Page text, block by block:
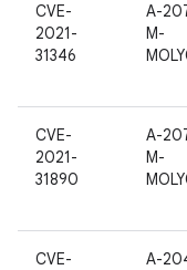
CVE-
2021-
31346
A-
M-
CVE-
2021-
31890
A-
M-
CVE-
A-